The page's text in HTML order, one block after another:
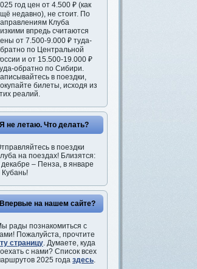
год цен от 4.500 ₽ (как
недавно), не стоит. По
Клуба
впредь считаются
от 7.500-9.000 ₽ туда-
по Центральной
и от 15.500-19.000 ₽
обратно по Сибири.
в поездки,
билеты, исходя из
реалий.
Я не летаю. Что делать?
в поездки
на поездах! Близятся:
декабре – Пенза, в январе
Кубань!
Впервые на нашем сайте?
рады познакомиться с
Пожалуйста, прочтите
страницу. Думаете, куда
с нами? Список всех
2025 года здесь.